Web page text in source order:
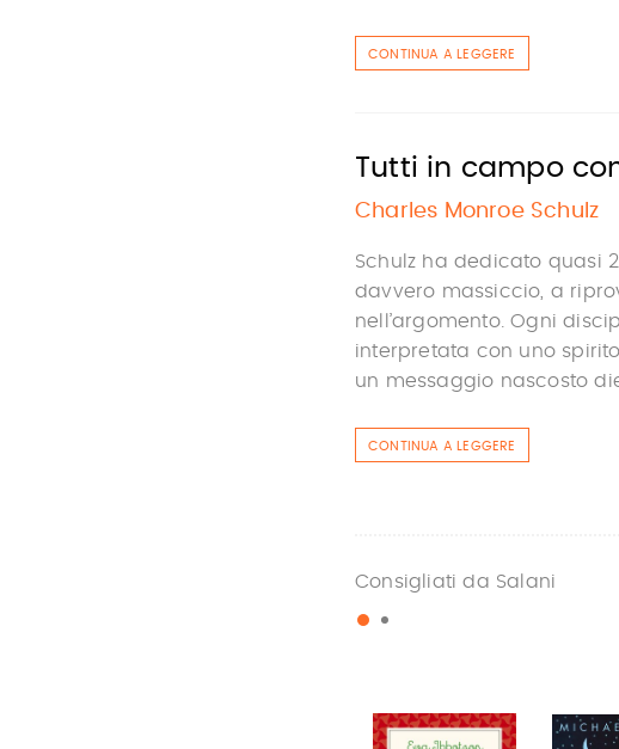
CONTINUA A LEGGERE
Tutti in campo
Charles Monroe Schulz
Schulz ha dedicato quasi
davvero massiccio, a
nell’argomento. Ogni
interpretata con uno
un messaggio nascosto
CONTINUA A LEGGERE
Consigliati da Salani